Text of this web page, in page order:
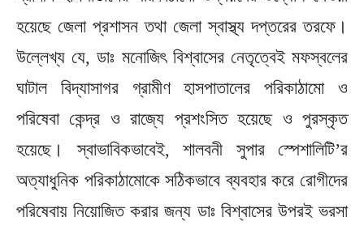
হয়েছে জেলা প্রশাসন তথা জেলা স্বাস্থ্য দপ্তরের তরফে।
উল্লেখ্য যে, ডাঃ মনোজিৎ বিশ্বাসের নেতৃত্বেই মফস্বলের
ঘাটাল বিদ্যাসাগর গ্রামীণ হাসপাতালের পরিকাঠামো ও
পরিষেবা কেন্দ্র ও রাজ্যে প্রশংসিত হয়েছে ও পুরস্কৃত
হয়েছে। স্বাভাবিকভাবেই, শালবনী সুপার স্পেশালিটি’র
অত্যাধুনিক পরিকাঠামোকে সঠিকভাবে ব্যবহার করে রোগীদের
পরিষেবায় নিয়োজিত করার জন্য ডাঃ বিশ্বাসের উপরই ভরসা